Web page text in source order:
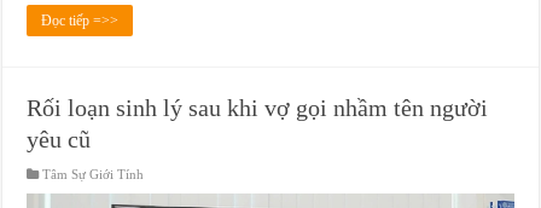
Đọc tiếp =>>
Rối loạn sinh lý sau khi vợ gọi nhầm tên người
yêu cũ
Tâm Sự Giới Tính